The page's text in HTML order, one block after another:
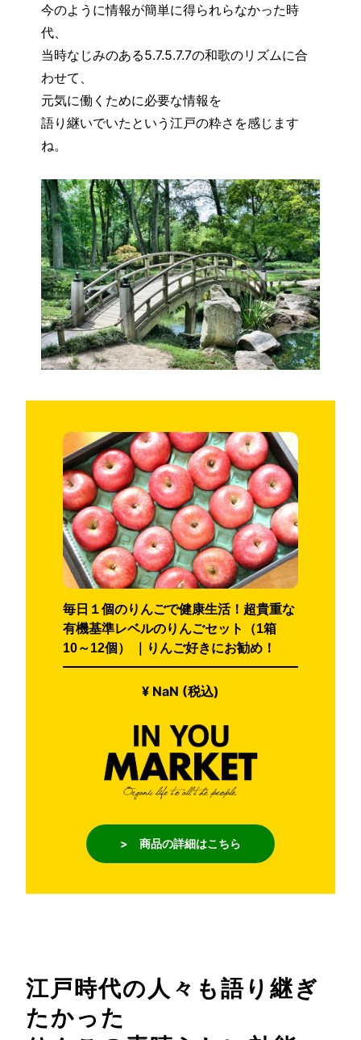
今のように情報が簡単に得られらなかった時
代、
当時なじみのある5.7.5.7.7の和歌のリズムに合
わせて、
元気に働くために必要な情報を
語り継いでいたという江戸の粋さを感じます
ね。
毎日１個のりんごで健康生活！超貴重な
有機基準レベルのりんごセット（1箱
10～12個） ｜りんご好きにお勧め！
¥ NaN (税込)
> 商品の詳細はこちら
江戸時代の人々も語り継ぎ
たかった